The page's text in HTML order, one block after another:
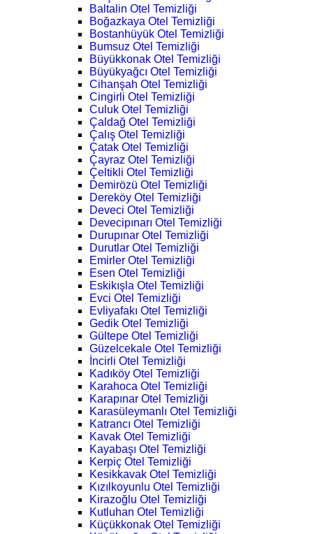
Baltalin Otel Temizliği
Boğazkaya Otel Temizliği
Bostanhüyük Otel Temizliği
Bumsuz Otel Temizliği
Büyükkonak Otel Temizliği
Büyükyağcı Otel Temizliği
Cihanşah Otel Temizliği
Cingirli Otel Temizliği
Culuk Otel Temizliği
Çaldağ Otel Temizliği
Çalış Otel Temizliği
Çatak Otel Temizliği
Çayraz Otel Temizliği
Çeltikli Otel Temizliği
Demirözü Otel Temizliği
Dereköy Otel Temizliği
Deveci Otel Temizliği
Devecipınarı Otel Temizliği
Durupınar Otel Temizliği
Durutlar Otel Temizliği
Emirler Otel Temizliği
Esen Otel Temizliği
Eskikışla Otel Temizliği
Evci Otel Temizliği
Evliyafakı Otel Temizliği
Gedik Otel Temizliği
Gültepe Otel Temizliği
Güzelcekale Otel Temizliği
İncirli Otel Temizliği
Kadıköy Otel Temizliği
Karahoca Otel Temizliği
Karapınar Otel Temizliği
Karasüleymanlı Otel Temizliği
Katrancı Otel Temizliği
Kavak Otel Temizliği
Kayabaşı Otel Temizliği
Kerpiç Otel Temizliği
Kesikkavak Otel Temizliği
Kızılkoyunlu Otel Temizliği
Kirazoğlu Otel Temizliği
Kutluhan Otel Temizliği
Küçükkonak Otel Temizliği